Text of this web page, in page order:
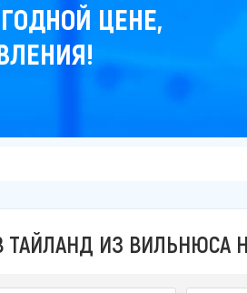
ЦЕНЕ,
ТАЙЛАНД ИЗ ВИЛЬНЮСА